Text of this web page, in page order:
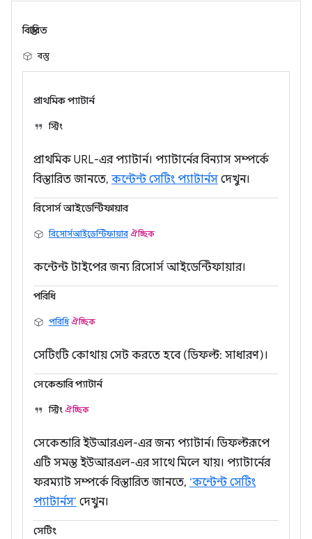
বিস্তারিত
বস্তু
প্রাথমিক প্যাটার্ন
স্ট্রিং
প্রাথমিক URL-এর প্যাটার্ন। প্যাটার্নের বিন্যাস সম্পর্কে
বিস্তারিত জানতে, কন্টেন্ট সেটিং প্যাটার্নস দেখুন।
রিসোর্স আইডেন্টিফায়ার
রিসোর্সআইডেন্টিফায়ার ঐচ্ছিক
কন্টেন্ট টাইপের জন্য রিসোর্স আইডেন্টিফায়ার।
পরিধি
পরিধি ঐচ্ছিক
সেটিংটি কোথায় সেট করতে হবে (ডিফল্ট: সাধারণ)।
সেকেন্ডারি প্যাটার্ন
স্ট্রিং ঐচ্ছিক
সেকেন্ডারি ইউআরএল-এর জন্য প্যাটার্ন। ডিফল্টরূপে
এটি সমস্ত ইউআরএল-এর সাথে মিলে যায়। প্যাটার্নের
ফরম্যাট সম্পর্কে বিস্তারিত জানতে, ‘কন্টেন্ট সেটিং
প্যাটার্নস’ দেখুন।
সেটিং